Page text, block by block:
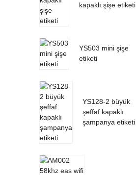
kapaklı şişe etiketi
YS503 mini şişe
etiketi
YS128-2 büyük
şeffaf kapaklı
şampanya etiketi